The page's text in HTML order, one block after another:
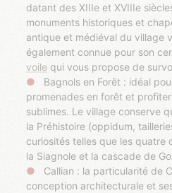
datant des XIIIe et XVIIIe
monuments historiques et
antique et médiéval du village
également connue pour son
voile qui vous propose de
Bagnols en Forêt : idéal
promenades en forêt et
sublimes. Le village conserve
la Préhistoire (oppidum,
curiosités telles que les quatre
la Siagnole et la cascade de
Callian : la particularité de
conception architecturale et